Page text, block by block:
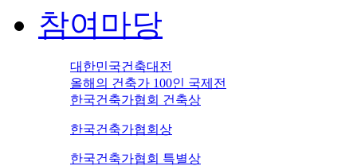
참여마당
대한민국건축대전
올해의 건축가 100인 국제전
한국건축가협회 건축상
한국건축가협회상
한국건축가협회 특별상